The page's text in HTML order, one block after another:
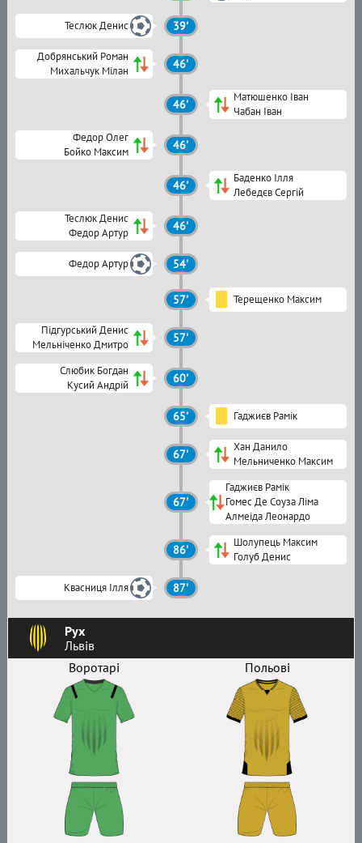
Рух
Львів
Воротарі
Польові
Теслюк Денис 39'
Добрянський Роман
Михальчук Мілан
46'
46'
Матюшенко Іван
Чабан Іван
Федор Олег
Бойко Максим
46'
46'
Баденко Ілля
Лебедєв Сергій
Теслюк Денис
Федор Артур
46'
Федор Артур 54'
57' Терещенко Максим
Підгурський Денис
Мельніченко Дмитро
57'
Слюбик Богдан
Кусий Андрій
60'
65' Гаджиєв Рамік
67'
Хан Данило
Мельниченко Максим
67'
Гаджиєв Рамік
Гомес Де Соуза Ліма
Алмеіда Леонардо
86'
Шолупець Максим
Голуб Денис
Квасниця Ілля 87'